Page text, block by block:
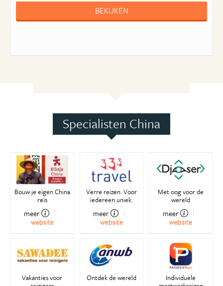
BEKIJKEN
Specialisten China
Bouw je eigen China
reis
meer
website
Verre reizen. Voor
iedereen uniek.
meer
website
Met oog voor de
wereld
meer
website
Vakanties voor
Ontdek de wereld
Individuele